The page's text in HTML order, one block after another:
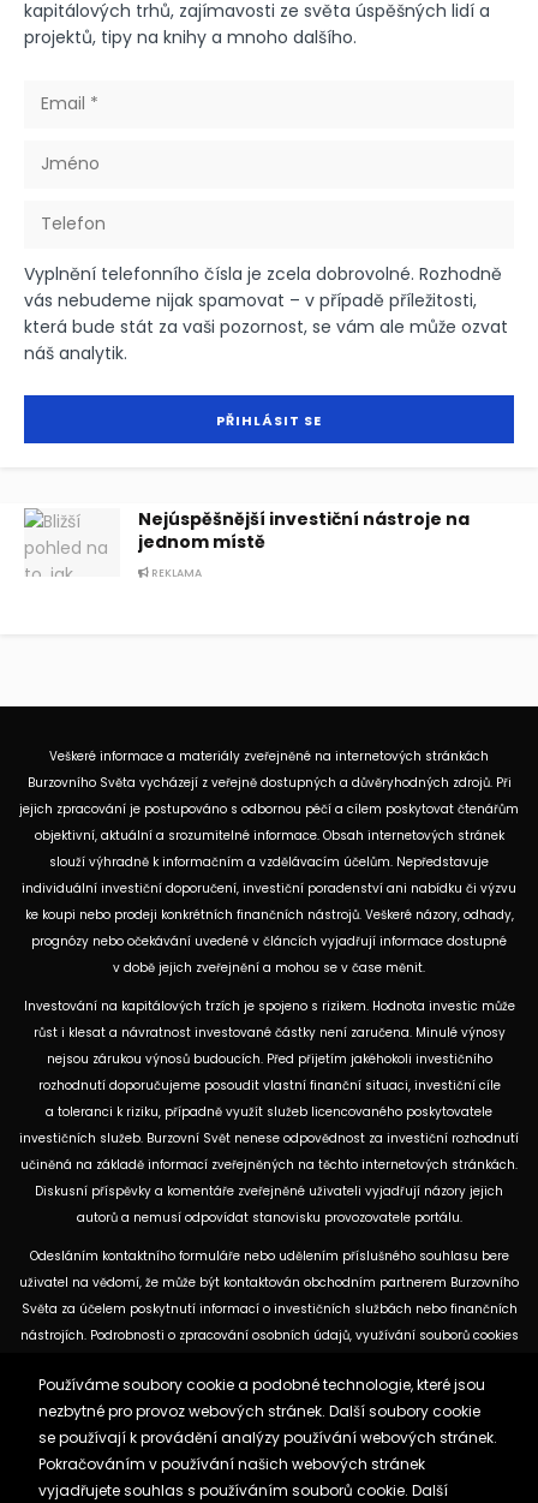
kapitálových trhů, zajímavosti ze světa úspěšných lidí a
projektů, tipy na knihy a mnoho dalšího.
Vyplnění telefonního čísla je zcela dobrovolné. Rozhodně
vás nebudeme nijak spamovat – v případě příležitosti,
která bude stát za vaši pozornost, se vám ale může ozvat
náš analytik.
Nejúspěšnější investiční nástroje na
jednom místě
REKLAMA
Veškeré informace a materiály zveřejněné na internetových stránkách
Burzovního Světa vycházejí z veřejně dostupných a důvěryhodných zdrojů. Při
jejich zpracování je postupováno s odbornou péčí a cílem poskytovat čtenářům
objektivní, aktuální a srozumitelné informace. Obsah internetových stránek
slouží výhradně k informačním a vzdělávacím účelům. Nepředstavuje
individuální investiční doporučení, investiční poradenství ani nabídku či výzvu
ke koupi nebo prodeji konkrétních finančních nástrojů. Veškeré názory, odhady,
prognózy nebo očekávání uvedené v článcích vyjadřují informace dostupné
v době jejich zveřejnění a mohou se v čase měnit.
Investování na kapitálových trzích je spojeno s rizikem. Hodnota investic může
růst i klesat a návratnost investované částky není zaručena. Minulé výnosy
nejsou zárukou výnosů budoucích. Před přijetím jakéhokoli investičního
rozhodnutí doporučujeme posoudit vlastní finanční situaci, investiční cíle
a toleranci k riziku, případně využít služeb licencovaného poskytovatele
investičních služeb. Burzovní Svět nenese odpovědnost za investiční rozhodnutí
učiněná na základě informací zveřejněných na těchto internetových stránkách.
Diskusní příspěvky a komentáře zveřejněné uživateli vyjadřují názory jejich
autorů a nemusí odpovídat stanovisku provozovatele portálu.
Odesláním kontaktního formuláře nebo udělením příslušného souhlasu bere
uživatel na vědomí, že může být kontaktován obchodním partnerem Burzovního
Světa za účelem poskytnutí informací o investičních službách nebo finančních
nástrojích. Podrobnosti o zpracování osobních údajů, využívání souborů cookies
dostupných na těchto internetových stránkách. U jednotlivých článků mohou
být uvedeny informace o použitých zdrojích, datu původní analýzy nebo datu,
ke kterému se vztahují uvedené tržní údaje.
Používáme soubory cookie a podobné technologie, které jsou
nezbytné pro provoz webových stránek. Další soubory cookie
se používají k provádění analýzy používání webových stránek.
Pokračováním v používání našich webových stránek
vyjadřujete souhlas s používáním souborů cookie. Další